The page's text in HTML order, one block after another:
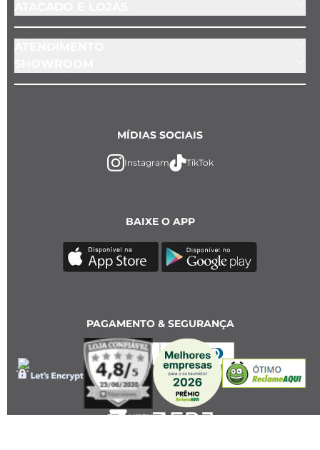
BAIXE O APP
MÍDIAS SOCIAIS
Instagram TikTok
PAGAMENTO & SEGURANÇA